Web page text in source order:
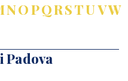
NOPQRSTUVW
Padova